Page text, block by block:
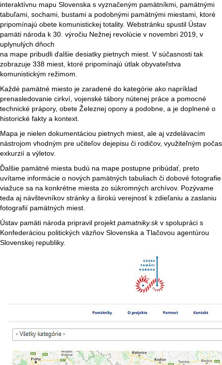
interaktívnu mapu Slovenska s vyznačeným pamätníkmi, pamätnými
tabuľami, sochami, bustami a podobnými pamätnými miestami, ktoré
pripomínajú obete komunistickej totality. Webstránku spustil Ústav
pamäti národa k 30. výročiu Nežnej revolúcie v novembri 2019, v
uplynulých dňoch
na mape pribudli ďalšie desiatky pietnych miest. V súčasnosti tak
zobrazuje 338 miest, ktoré pripomínajú útlak obyvateľstva
komunistickým režimom.
Každé pamätné miesto je zaradené do kategórie ako napríklad
prenasledovanie cirkví, vojenské tábory nútenej práce a pomocné
technické prápory, obete Železnej opony a podobne, a je doplnené o
historické fakty a kontext.
Mapa je nielen dokumentáciou pietnych miest, ale aj vzdelávacím
nástrojom vhodným pre učiteľov dejepisu či rodičov, využiteľným počas
exkurzií a výletov.
Ďalšie pamätné miesta budú na mape postupne pribúdať, preto
uvítame informácie o nových pamätných tabuliach či dobové fotografie
viažuce sa na konkrétne miesta zo súkromných archívov. Pozývame
teda aj návštevníkov stránky a širokú verejnosť k zdieľaniu a zaslaniu
fotografií pamätných miest.
Ústav pamäti národa pripravil projekt pamatniky.skv spolupráci s
Konfederáciou politických väzňov Slovenska a Tlačovou agentúrou
Slovenskej republiky.